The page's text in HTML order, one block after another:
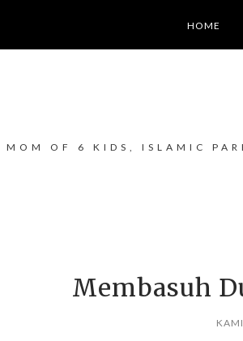
HOME
MOM OF 6 KIDS, ISLAMIC
Membasuh